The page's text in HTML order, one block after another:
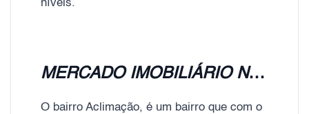
níveis.
MERCADO IMOBILIÁRIO NA ACLIMAÇÃO
O bairro Aclimação, é um bairro que com o